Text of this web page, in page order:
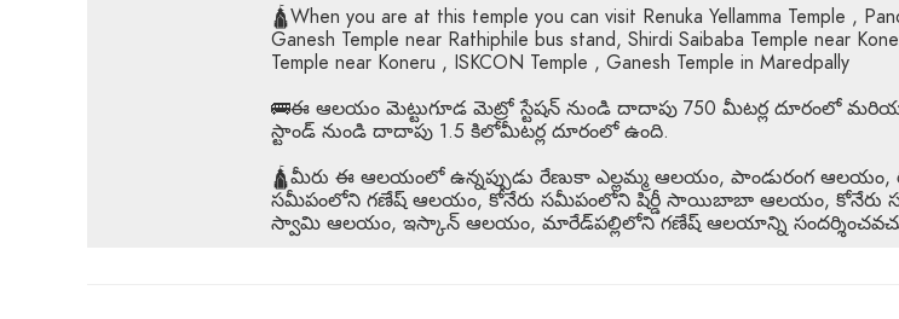
🛕When you are at this temple you can visit Renuka Yellamma Temple ,
Ganesh Temple near Rathiphile bus stand, Shirdi Saibaba Temple near
Temple near Koneru , ISKCON Temple , Ganesh Temple in Maredpally
🚌ఈ ఆలయం మెట్టుగూడ మెట్రో స్టేషన్ నుండి దాదాపు 750 మీటర్ల దూరంలో
స్టాండ్ నుండి దాదాపు 1.5 కిలోమీటర్ల దూరంలో ఉంది.
🛕మీరు ఈ ఆలయంలో ఉన్నప్పుడు రేణుకా ఎల్లమ్మ ఆలయం, పాండురంగ ఆలయం,
సమీపంలోని గణేష్ ఆలయం, కోనేరు సమీపంలోని షిర్డీ సాయిబాబా ఆలయం, కోనేరు
స్వామి ఆలయం, ఇస్కాన్ ఆలయం, మారేడ్‌పల్లిలోని గణేష్ ఆలయాన్ని